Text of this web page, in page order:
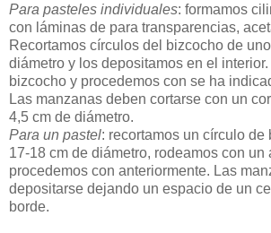
Para pasteles individuales: formamos
con láminas de para transparencias,
Recortamos círculos del bizcocho de
diámetro y los depositamos en el
bizcocho y procedemos con se ha
Las manzanas deben cortarse con un
4,5 cm de diámetro.
Para un pastel: recortamos un círculo de
17-18 cm de diámetro, rodeamos con un
procedemos con anteriormente. Las
depositarse dejando un espacio de un
borde.